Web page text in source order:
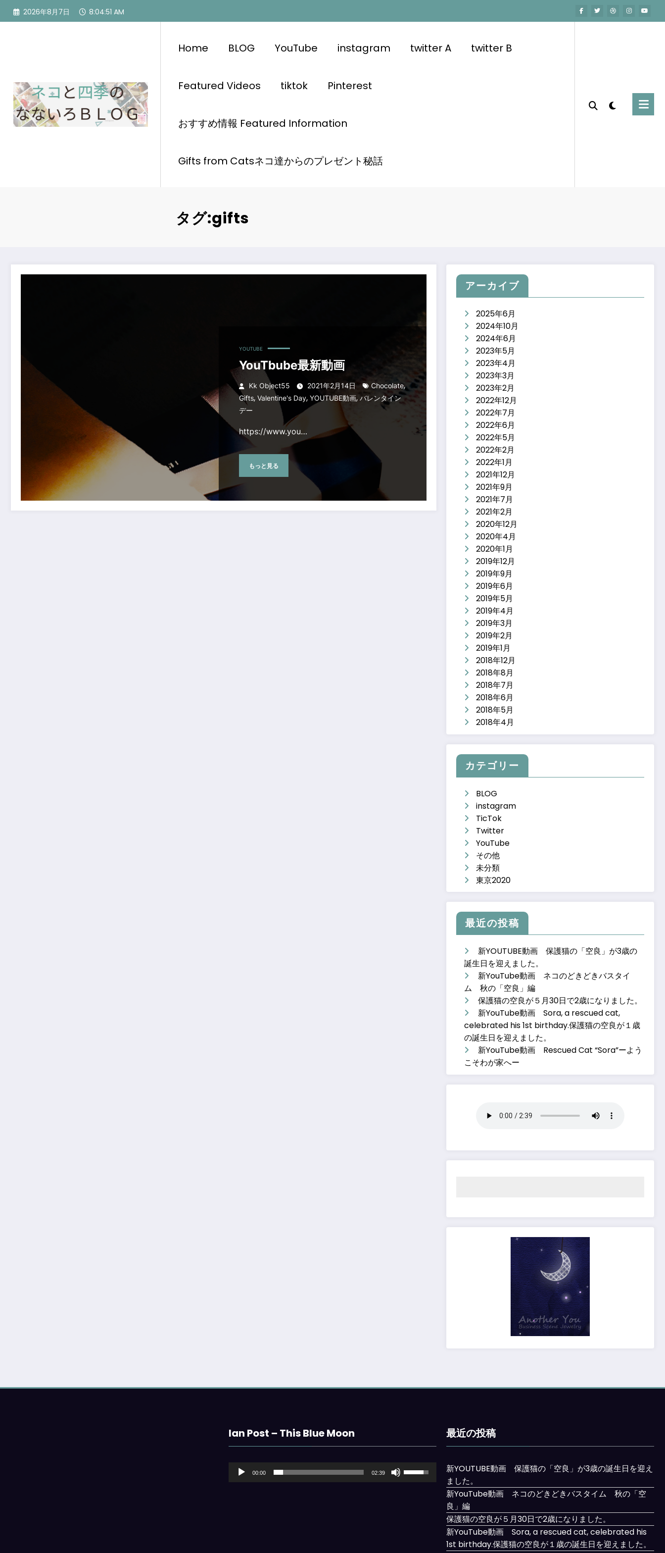
2026年8月7日 8:04:52 AM
Home BLOG YouTube instagram twitter A twitter B
Featured Videos tiktok Pinterest
おすすめ情報 Featured Information
Gifts from Catsネコ達からのプレゼント秘話
タグ:gifts
YOUTUBE
YouTbube最新動画
Kk Object55 2021年2月14日 Chocolate,
Gifts, Valentine's Day, YOUTUBE動画, バレンタイン
デー
https://www.you…
もっと見る
アーカイブ
2025年6月
2024年10月
2024年6月
2023年5月
2023年4月
2023年3月
2023年2月
2022年12月
2022年7月
2022年6月
2022年5月
2022年2月
2022年1月
2021年12月
2021年9月
2021年7月
2021年2月
2020年12月
2020年4月
2020年1月
2019年12月
2019年9月
2019年6月
2019年5月
2019年4月
2019年3月
2019年2月
2019年1月
2018年12月
2018年8月
2018年7月
2018年6月
2018年5月
2018年4月
カテゴリー
BLOG
instagram
TicTok
Twitter
YouTube
その他
未分類
東京2020
最近の投稿
新YOUTUBE動画 保護猫の「空良」が3歳の
誕生日を迎えました。
新YouTube動画 ネコのどきどきバスタイ
ム 秋の「空良」編
保護猫の空良が５月30日で2歳になりました。
新YouTube動画 Sora, a rescued cat,
celebrated his 1st birthday.保護猫の空良が１歳
の誕生日を迎えました。
新YouTube動画 Rescued Cat “Sora”ーよう
こそわが家へー
Ian Post – This Blue Moon
声
00:00 02:39
リ
最近の投稿
新YOUTUBE動画 保護猫の「空良」が3歳の誕生日を迎え
ました。
新YouTube動画 ネコのどきどきバスタイム 秋の「空
良」編
保護猫の空良が５月30日で2歳になりました。
新YouTube動画 Sora, a rescued cat, celebrated his
1st birthday.保護猫の空良が１歳の誕生日を迎えました。